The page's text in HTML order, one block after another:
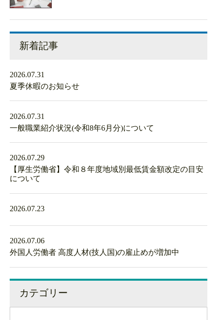
新着記事
2026.07.31
夏季休暇のお知らせ
2026.07.31
一般職業紹介状況(令和8年6月分)について
2026.07.29
【厚生労働省】令和８年度地域別最低賃金額改定の目安
について
2026.07.23
2026.07.06
外国人労働者 高度人材(技人国)の雇止めが増加中
カテゴリー